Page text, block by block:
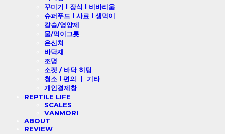
꾸미기 l 장식 l 비바리움
슈퍼푸드 l 사료 l 생먹이
칼슘/영양제
물/먹이그릇
은신처
바닥재
조명
소켓 / 바닥 히팅
청소 l 편의 ㅣ 기타
개인결제창
REPTILE LIFE
SCALES
VANMORI
ABOUT
REVIEW